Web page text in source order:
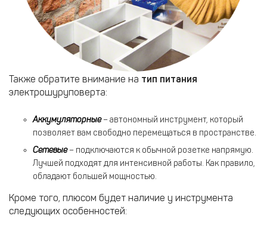
Также обратите внимание на тип питания
электрошуруповерта:
Аккумуляторные– автономный инструмент, который
позволяет вам свободно перемещаться в пространстве.
Сетевые – подключаются к обычной розетке напрямую.
Лучшей подходят для интенсивной работы. Как правило,
обладают большей мощностью.
Кроме того, плюсом будет наличие у инструмента
следующих особенностей: